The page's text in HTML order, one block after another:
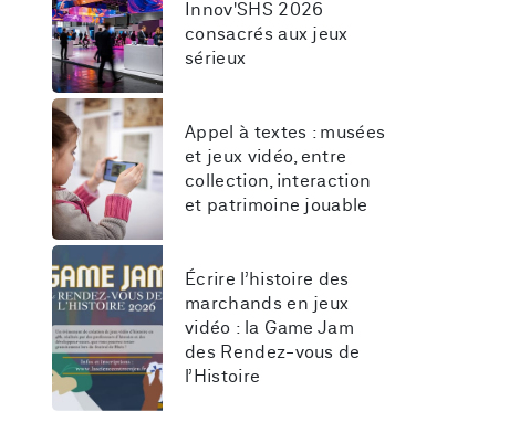
Innov'SHS 2026
consacrés aux jeux
sérieux
Appel à textes : musées
et jeux vidéo, entre
collection, interaction
et patrimoine jouable
Écrire l’histoire des
marchands en jeux
vidéo : la Game Jam
des Rendez-vous de
l’Histoire